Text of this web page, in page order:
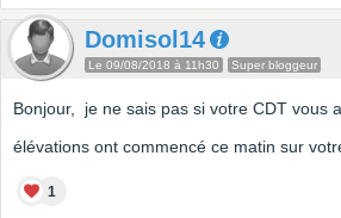
Domisol14
Le 09/08/2018 à 11h30 Super bloggeur
Bonjour, je ne sais pas si votre CDT vous
élévations ont commencé ce matin sur
1